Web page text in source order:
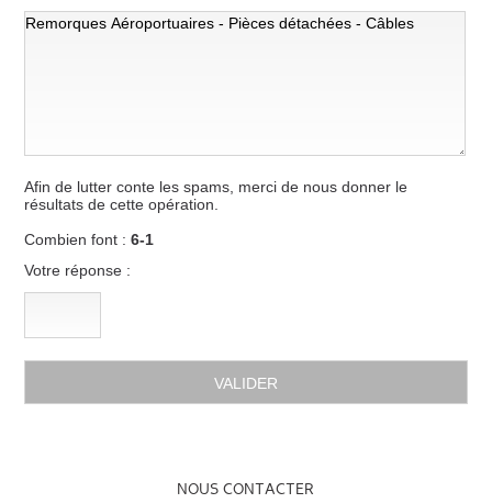
Afin de lutter conte les spams, merci de nous donner le
résultats de cette opération.
Combien font :6-1
Votre réponse :
NOUS CONTACTER